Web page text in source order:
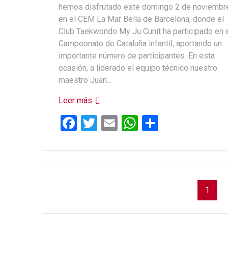
hemos disfrutado este domingo 2 de
en el CEM La Mar Bella de Barcelona, donde el
Club Taekwondo My Ju Cunit ha participado en
Campeonato de Cataluña infantil, aportando un
importante número de participantes. En esta
ocasión, a liderado el equipo técnico nuestro
maestro Juan…
Leer más
F
ce
b
T
tt
er
E
ail
W
at
s
m
p
Página
1